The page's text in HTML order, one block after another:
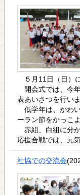
５月11日（日）
開会式では、今
表あいさつを行いま
低学年は、かわ
ーラン節をかっこ
赤組、白組に分
応援合戦では、元
社協での交流会